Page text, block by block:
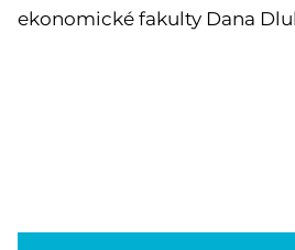
ekonomické fakulty Dana